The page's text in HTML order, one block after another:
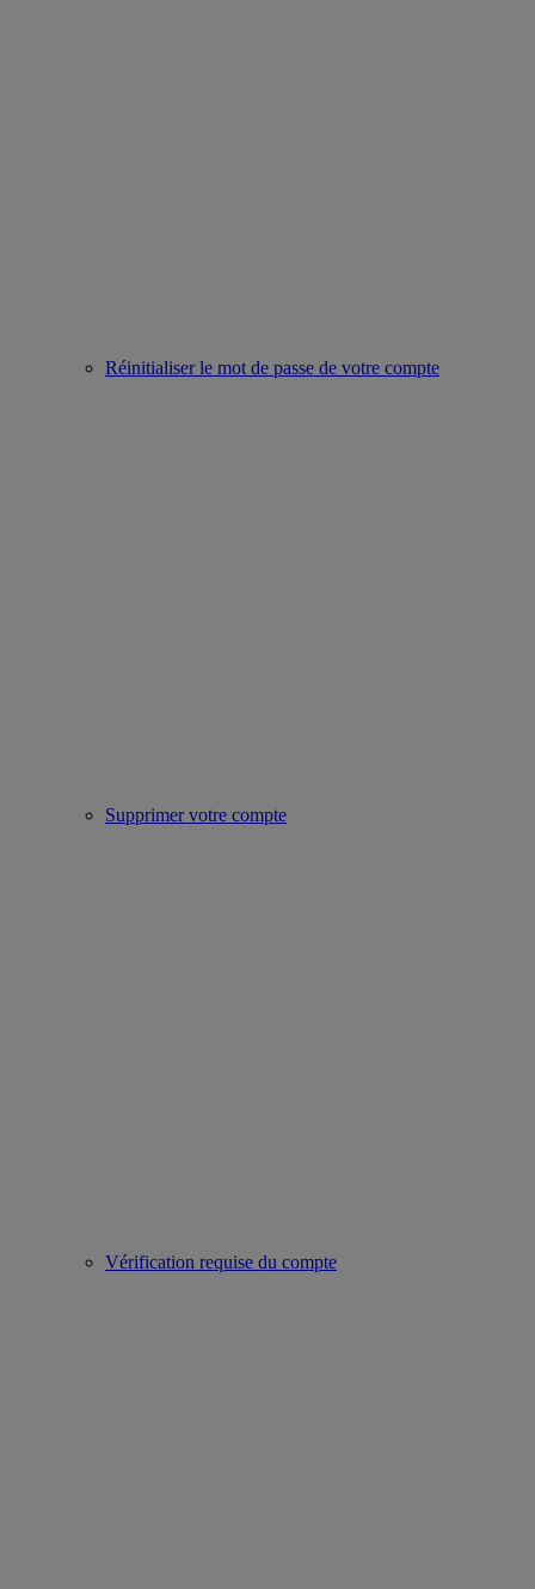
Réinitialiser le mot de passe de votre compte
Supprimer votre compte
Vérification requise du compte